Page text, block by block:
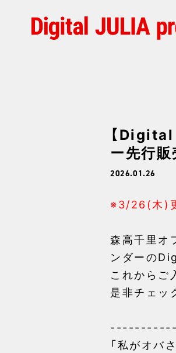
【
ー先行
2026.01.26
※3/26(木)
森高千里オ
ンダーの
これからご
是非チェッ
「私がオバ